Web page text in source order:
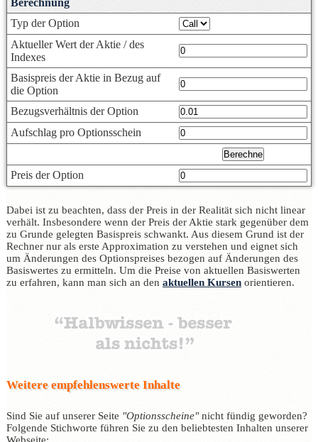
Berechnung
Typ der Option
Aktueller Wert der Aktie / des
Indexes
Basispreis der Aktie in Bezug auf
die Option
Bezugsverhältnis der Option
Aufschlag pro Optionsschein
Preis der Option
Dabei ist zu beachten, dass der Preis in der Realität sich nicht linear
verhält. Insbesondere wenn der Preis der Aktie stark gegenüber dem
zu Grunde gelegten Basispreis schwankt. Aus diesem Grund ist der
Rechner nur als erste Approximation zu verstehen und eignet sich
um Änderungen des Optionspreises bezogen auf Änderungen des
Basiswertes zu ermitteln. Um die Preise von aktuellen Basiswerten
zu erfahren, kann man sich an den aktuellen Kursenorientieren.
Weitere empfehlenswerte Inhalte
Sind Sie auf unserer Seite "Optionsscheine"nicht fündig geworden?
Folgende Stichworte führen Sie zu den beliebtesten Inhalten unserer